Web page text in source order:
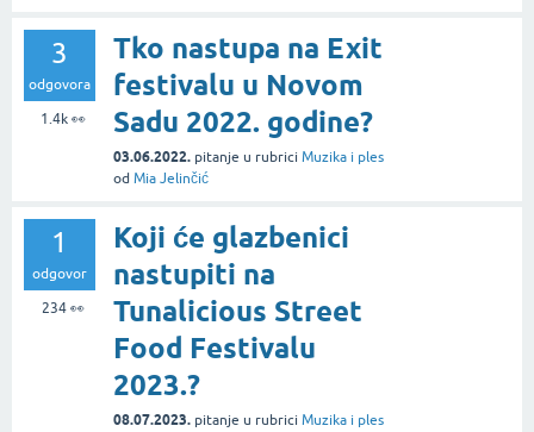
3
odgovora
1.4k👀
Tko nastupa na Exit
festivalu u Novom
Sadu 2022. godine?
03.06.2022. pitanje u rubrici Muzika i ples
od Mia Jelinčić
1
odgovor
234👀
Koji će glazbenici
nastupiti na
Tunalicious Street
Food Festivalu
2023.?
08.07.2023. pitanje u rubrici Muzika i ples